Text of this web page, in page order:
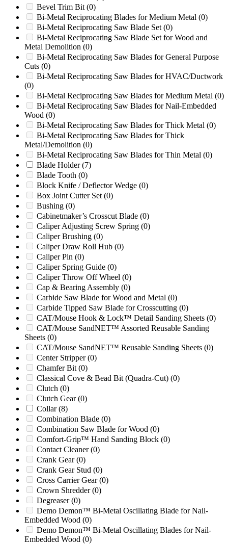
518(0)
520(0)
5C-1(0)
5KN(0)
6 (0)
60/100(0)
60/145
60/36(0)
600/800 (0)
65 (0)
65XP (0)
660 (0)
6B(0)
7(0)
700(0)
700 Series(0)
8(0)
80(0)
80/160(0)
810(0)
810M(0)
810PTO(0)
813(0)
813XP(0)
818(0)
818XL(0)
824(0)
84 Series 624(0)
85(0)
990(0)
990XP(0)
Altec 1200
Altec 1217HP(0)
Altec Timberwolf(0)
Asplundh Timberwolf
AX19(0)
Ball & Jewell 1626
Ball & Jewell 2026
Ball & Jewell 5KN
Ball & Jewell CG2026SX
Ball & Jewell HD1626(0)
Ball & Jewell MD1260(0)
Ball & Jewell MD1626
BANDIT (GEN 1 & 2) 100
Bandit 100(0)
Barclay(0)
BC1000(0)
BC1000XL(0)
BC100XL(0)
BC1200(0)
BC1200XL(0)
BC1400(0)
Bevel Trim Bit (0)
Bi-Metal Reciprocating Blades for Medium Metal (0)
Bi-Metal Reciprocating Saw Blade Set (0)
Bi-Metal Reciprocating Saw Blade Set for Wood and
Metal Demolition (0)
Bi-Metal Reciprocating Saw Blades for General Purpose
Cuts (0)
Bi-Metal Reciprocating Saw Blades for HVAC/Ductwork
(0)
Bi-Metal Reciprocating Saw Blades for Medium Metal (0)
Bi-Metal Reciprocating Saw Blades for Nail-Embedded
Wood (0)
Bi-Metal Reciprocating Saw Blades for Thick Metal (0)
Bi-Metal Reciprocating Saw Blades for Thick
Metal/Demolition (0)
Bi-Metal Reciprocating Saw Blades for Thin Metal (0)
Blade Holder(7)
Blade Tooth (0)
Block Knife / Deflector Wedge (0)
Box Joint Cutter Set (0)
Bushing (0)
Cabinetmaker’s Crosscut Blade (0)
Caliper Adjusting Screw Spring (0)
Caliper Brushing (0)
Caliper Draw Roll Hub (0)
Caliper Pin (0)
Caliper Spring Guide (0)
Caliper Throw Off Wheel (0)
Cap & Bearing Assembly (0)
Carbide Saw Blade for Wood and Metal (0)
Carbide Tipped Saw Blade for Crosscutting (0)
CAT/Mouse Hook & Lock™ Detail Sanding Sheets (0)
CAT/Mouse SandNET™ Assorted Reusable Sanding
Sheets (0)
CAT/Mouse SandNET™ Reusable Sanding Sheets (0)
Center Stripper(0)
Chamfer Bit (0)
Classical Cove & Bead Bit (Quadra-Cut) (0)
Clutch (0)
Clutch Gear(0)
Collar(8)
Combination Blade (0)
Combination Saw Blade for Wood (0)
Comfort-Grip™ Hand Sanding Block (0)
Contact Cleaner(0)
Crank Gear(0)
Crank Gear Stud (0)
Cross Carrier Gear(0)
Crown Shredder(0)
Degreaser(0)
Demo Demon™ Bi-Metal Oscillating Blade for Nail-
Embedded Wood (0)
Demo Demon™ Bi-Metal Oscillating Blades for Nail-
Embedded Wood (0)